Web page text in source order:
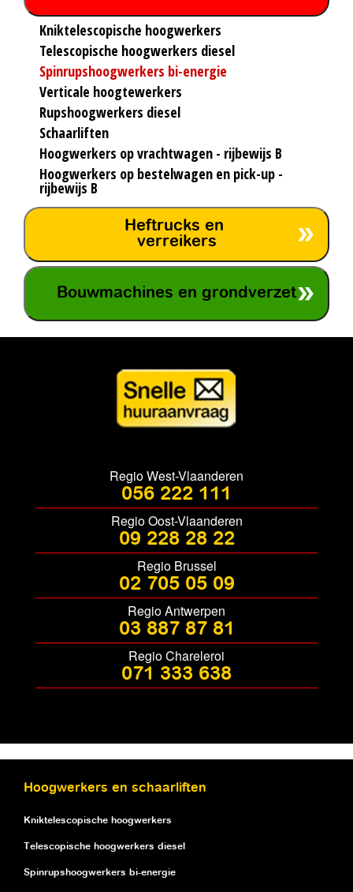
Kniktelescopische hoogwerkers
Telescopische hoogwerkers diesel
Spinrupshoogwerkers bi-energie
Verticale hoogtewerkers
Rupshoogwerkers diesel
Schaarliften
Hoogwerkers op vrachtwagen - rijbewijs B
Hoogwerkers op bestelwagen en pick-up -
rijbewijs B
Heftrucks en
verreikers
Bouwmachines en grondverzet
Regio West-Vlaanderen
056 222 111
Regio Oost-Vlaanderen
09 228 28 22
Regio Brussel
02 705 05 09
Regio Antwerpen
03 887 87 81
Regio Chareleroi
071 333 638
Hoogwerkers en schaarliften
Kniktelescopische hoogwerkers
Telescopische hoogwerkers diesel
Spinrupshoogwerkers bi-energie